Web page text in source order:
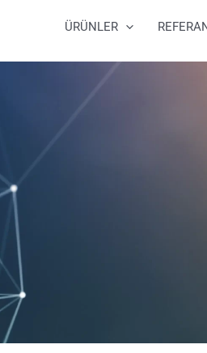
ÜRÜNLER